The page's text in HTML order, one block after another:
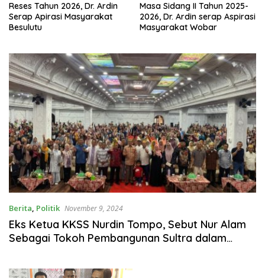
Reses Tahun 2026, Dr. Ardin
Serap Apirasi Masyarakat
Besulutu
Masa Sidang II Tahun 2025-
2026, Dr. Ardin serap Aspirasi
Masyarakat Wobar
Berita, Politik November 9, 2024
Eks Ketua KKSS Nurdin Tompo, Sebut Nur Alam
Sebagai Tokoh Pembangunan Sultra dalam